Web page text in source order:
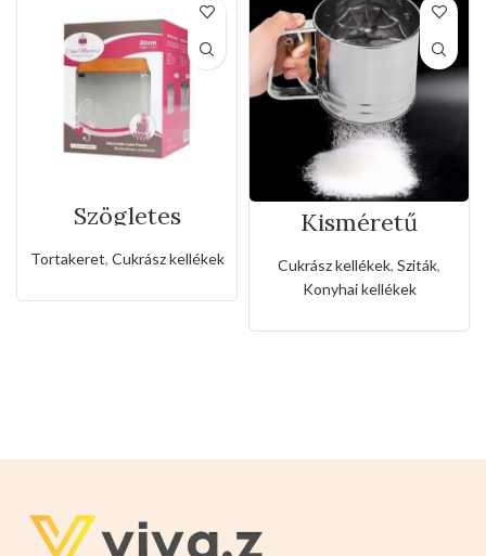
Szögletes
rozsdamentes
állítható
sütőkeret-20cm
Tortakeret, Cukrász kellékek
Kisméretű
rozsdamentes
liszt,porcukor
szóró
Cukrász kellékek, Sziták,
Konyhai kellékek